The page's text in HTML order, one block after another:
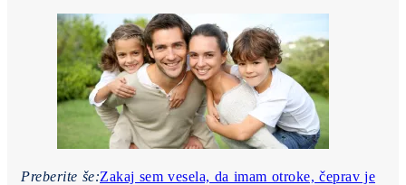
Preberite še:Zakaj sem vesela, da imam otroke, čeprav je